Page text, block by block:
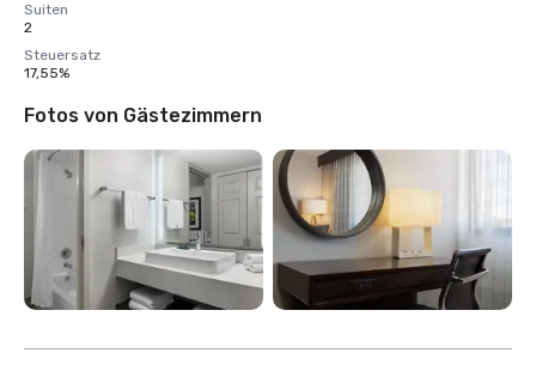
Suiten
2
Steuersatz
17,55%
Fotos von Gästezimmern